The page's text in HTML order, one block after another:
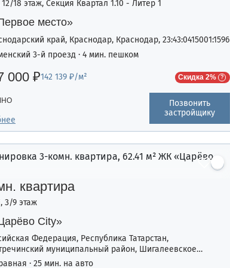
12/18 этаж, Секция Квартал 1.10 - Литер 1
место»
край, Краснодар, Краснодар, 23:43:0415001:1596
3-й проезд · 4 мин. пешком
000 ₽142 139 ₽/м² Скидка 2%
Позвонить
застройщику
квартира
3/9 этаж
City»
Федерация, Республика Татарстан,
муниципальный район, Шигалеевское
поселение, жилой комплекс «Усадьба Царево-2»,
· 25 мин. на авто